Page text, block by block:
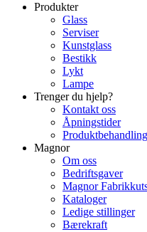
Produkter
Glass
Serviser
Kunstglass
Bestikk
Lykt
Lampe
Trenger du hjelp?
Kontakt oss
Åpningstider
Produktbehandling
Magnor
Om oss
Bedriftsgaver
Magnor
Kataloger
Ledige stillinger
Bærekraft